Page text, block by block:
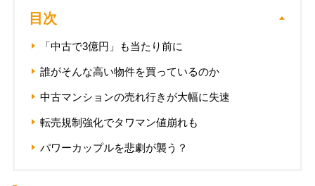
目次
「中古で3億円」も当たり前に
誰がそんな高い物件を買っているのか
中古マンションの売れ行きが大幅に失速
転売規制強化でタワマン値崩れも
パワーカップルを悲劇が襲う？